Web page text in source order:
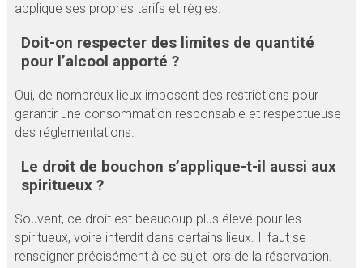
applique ses propres tarifs et règles.
Doit-on respecter des limites de quantité
pour l’alcool apporté ?
Oui, de nombreux lieux imposent des restrictions pour
garantir une consommation responsable et respectueuse
des réglementations.
Le droit de bouchon s’applique-t-il aussi aux
spiritueux ?
Souvent, ce droit est beaucoup plus élevé pour les
spiritueux, voire interdit dans certains lieux. Il faut se
renseigner précisément à ce sujet lors de la réservation.